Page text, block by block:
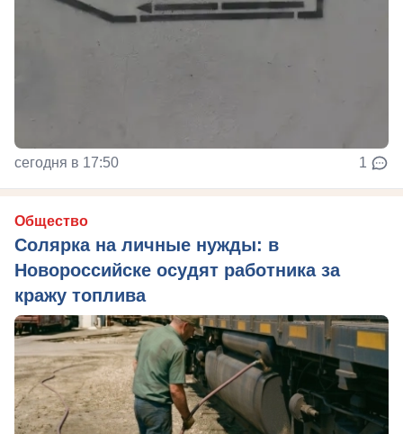
сегодня в 17:50 1
Общество
Солярка на личные нужды: в
Новороссийске осудят работника за
кражу топлива